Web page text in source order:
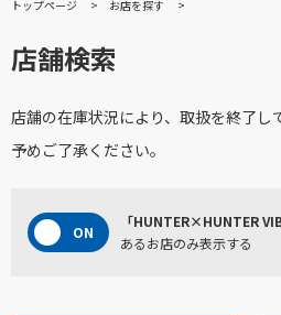
トップページ お店を探す
店舗検索
店舗の在庫状況により、取扱を終了し
予めご了承ください。
「HUNTER×HUNTER
あるお店のみ表示する